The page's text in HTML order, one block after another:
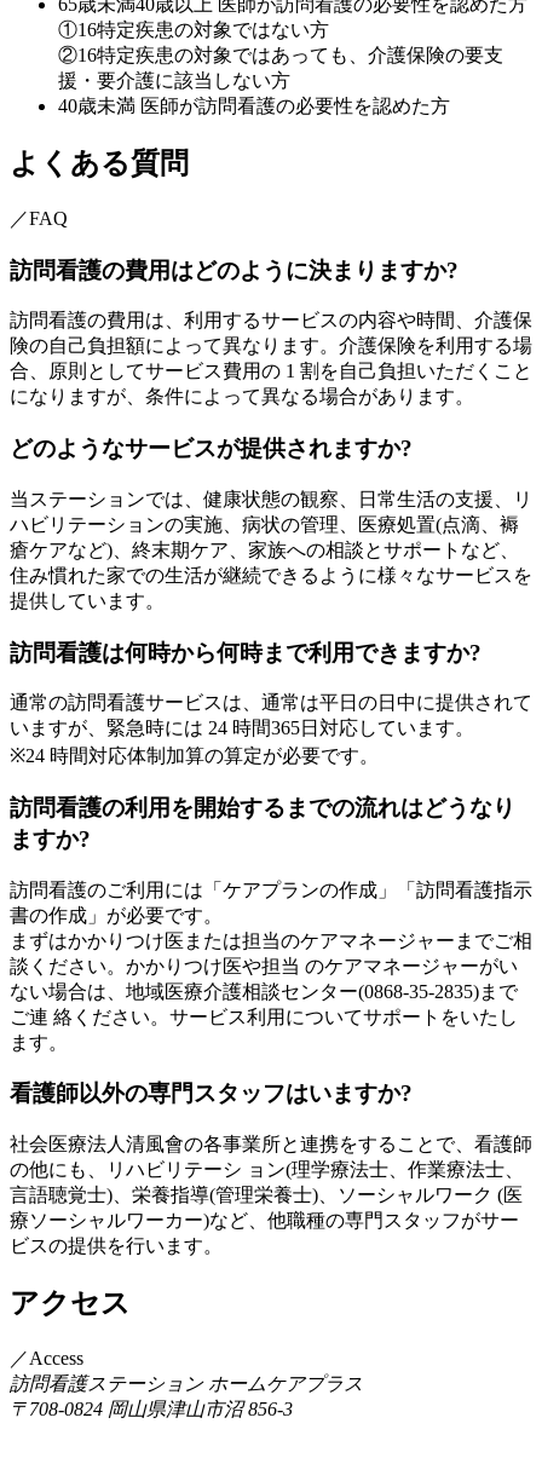
65歳未満40歳以上 医師が訪問看護の必要性を認めた方
①16特定疾患の対象ではない方
②16特定疾患の対象ではあっても、介護保険の要支
援・要介護に該当しない方
40歳未満 医師が訪問看護の必要性を認めた方
よくある質問
／FAQ
訪問看護の費用はどのように決まりますか?
訪問看護の費用は、利用するサービスの内容や時間、介護保
険の自己負担額によって異なります。介護保険を利用する場
合、原則としてサービス費用の 1 割を自己負担いただくこと
になりますが、条件によって異なる場合があります。
どのようなサービスが提供されますか?
当ステーションでは、健康状態の観察、日常生活の支援、リ
ハビリテーションの実施、病状の管理、医療処置(点滴、褥
瘡ケアなど)、終末期ケア、家族への相談とサポートなど、
住み慣れた家での生活が継続できるように様々なサービスを
提供しています。
訪問看護は何時から何時まで利用できますか?
通常の訪問看護サービスは、通常は平日の日中に提供されて
いますが、緊急時には 24 時間365日対応しています。
※24 時間対応体制加算の算定が必要です。
訪問看護の利用を開始するまでの流れはどうなり
ますか?
訪問看護のご利用には「ケアプランの作成」「訪問看護指示
書の作成」が必要です。
まずはかかりつけ医または担当のケアマネージャーまでご相
談ください。かかりつけ医や担当 のケアマネージャーがい
ない場合は、地域医療介護相談センター(0868-35-2835)まで
ご連 絡ください。サービス利用についてサポートをいたし
ます。
看護師以外の専門スタッフはいますか?
社会医療法人清風會の各事業所と連携をすることで、看護師
の他にも、リハビリテーシ ョン(理学療法士、作業療法士、
言語聴覚士)、栄養指導(管理栄養士)、ソーシャルワーク (医
療ソーシャルワーカー)など、他職種の専門スタッフがサー
ビスの提供を行います。
アクセス
／Access
訪問看護ステーション ホームケアプラス
〒708-0824 岡山県津山市沼 856-3